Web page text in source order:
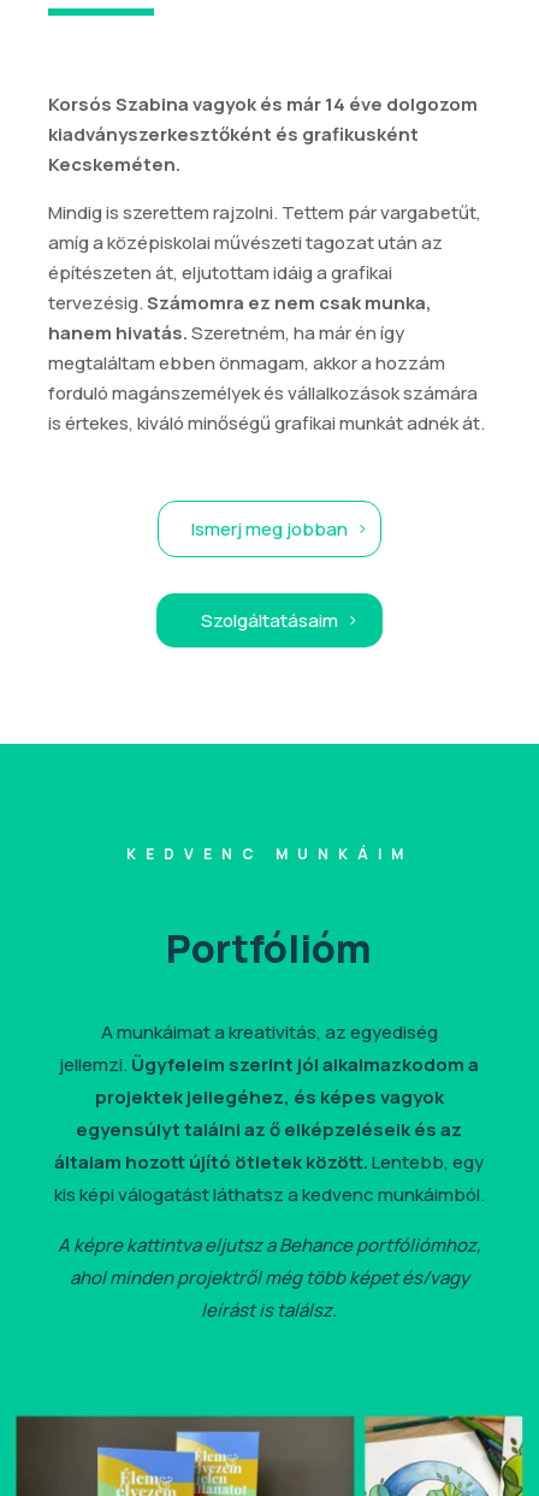
Korsós Szabina vagyok és már 14 éve dolgozom
kiadványszerkesztőként és grafikusként
Kecskeméten.
Mindig is szerettem rajzolni. Tettem pár vargabetűt,
amíg a középiskolai művészeti tagozat után az
építészeten át, eljutottam idáig a grafikai
tervezésig.Számomra ez nem csak munka,
hanem hivatás.Szeretném, ha már én így
megtaláltam ebben önmagam, akkor a hozzám
forduló magánszemélyek és vállalkozások számára
is értekes, kiváló minőségű grafikai munkát adnék át.
Ismerj meg jobban
Szolgáltatásaim
KEDVENC MUNKÁIM
Portfólióm
A munkáimat a kreativitás, az egyediség
jellemzi. Ügyfeleim szerint jól alkalmazkodom a
projektek jellegéhez, és képes vagyok
egyensúlyt találni az ő elképzeléseik és az
általam hozott újító ötletek között.Lentebb, egy
kis képi válogatást láthatsz a kedvenc munkáimból.
A képre kattintva eljutsz a Behance portfóliómhoz,
ahol minden projektről még több képet és/vagy
leírást is találsz.